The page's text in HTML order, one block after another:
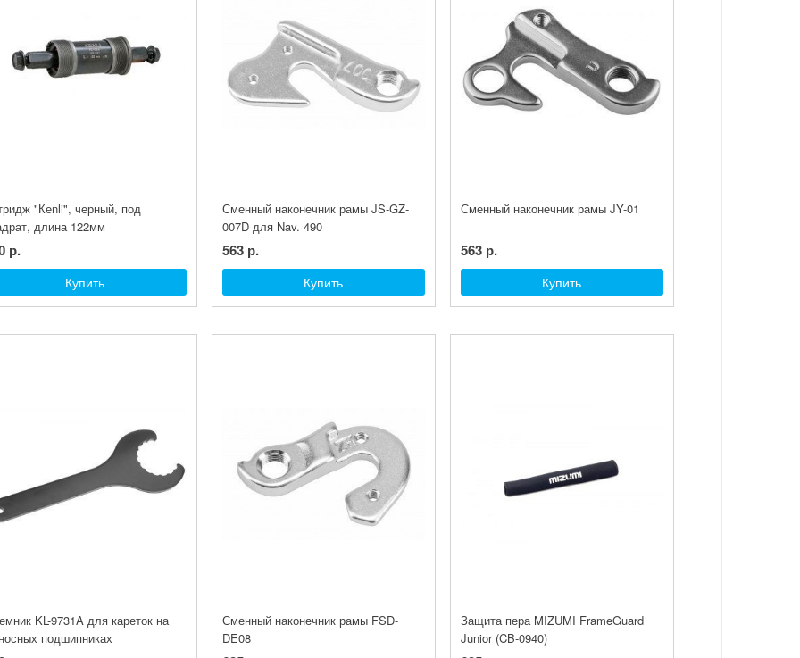
"Кеnli", черный, под
длина 122мм
р.
Купить
Сменный наконечник рамы JS-GZ-
007D для Nav. 490
563 р.
Купить
Сменный наконечник рамы JY-01
563 р.
Купить
KL-9731A для кареток на
подшипниках
Сменный наконечник рамы FSD-
DE08
Защита пера MIZUMI FrameGuard
Junior (CB-0940)